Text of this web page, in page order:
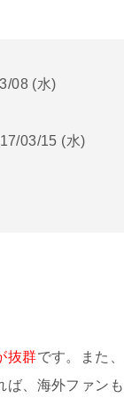
08 (水)
03/15 (水)
抜群です。また
、海外ファンも